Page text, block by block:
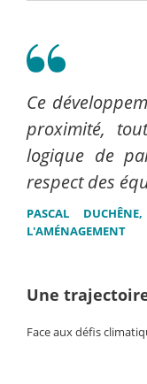
Ce
proximité,
logique de
respect des
PASCAL
L'AMÉNAGEMENT
Une
Face aux défis